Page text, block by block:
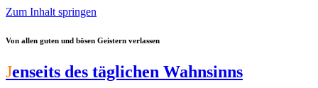
Zum Inhalt springen
Von allen guten und bösen Geistern verlassen
Jenseits des täglichen Wahnsinns